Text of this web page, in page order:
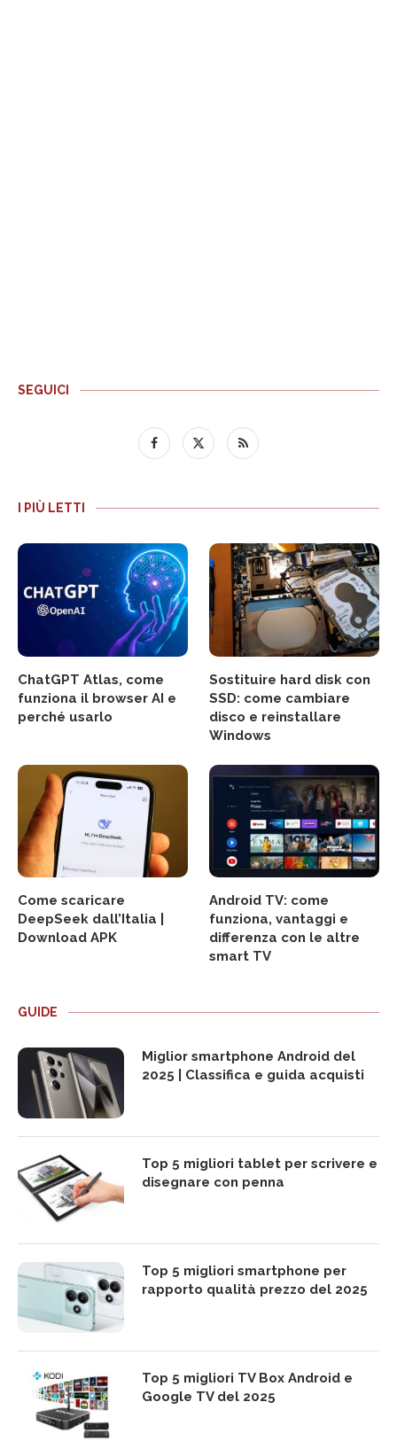
SEGUICI
I PIÙ LETTI
ChatGPT Atlas, come
funziona il browser AI e
perché usarlo
Sostituire hard disk con
SSD: come cambiare
disco e reinstallare
Windows
Come scaricare
DeepSeek dall’Italia |
Download APK
Android TV: come
funziona, vantaggi e
differenza con le altre
smart TV
GUIDE
Miglior smartphone Android del
2025 | Classifica e guida acquisti
Top 5 migliori tablet per scrivere e
disegnare con penna
Top 5 migliori smartphone per
rapporto qualità prezzo del 2025
Top 5 migliori TV Box Android e
Google TV del 2025